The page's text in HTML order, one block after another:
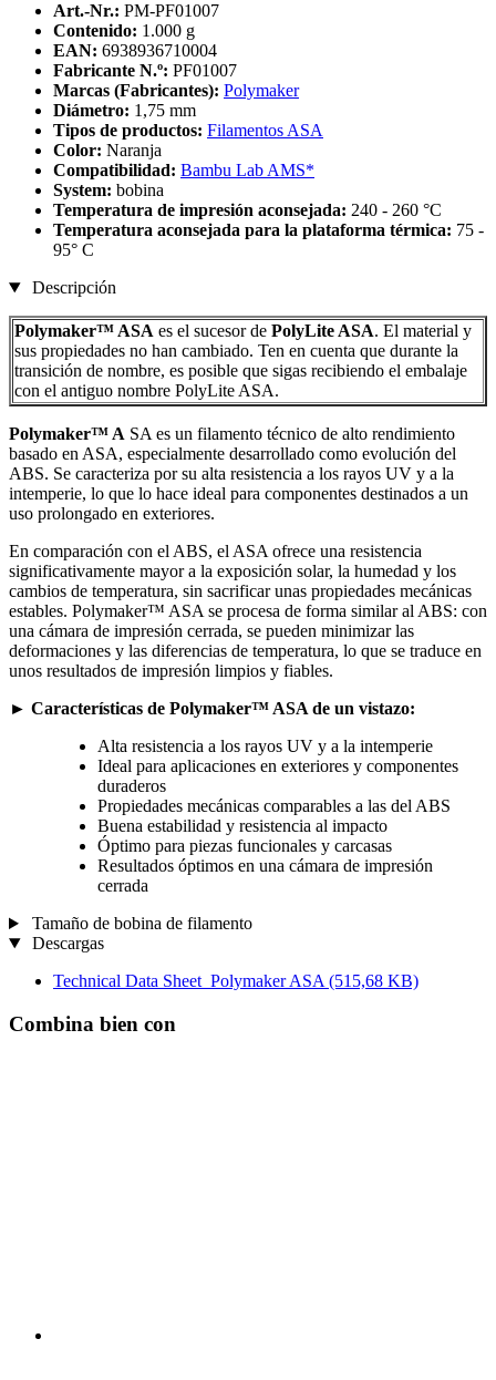
Art.-Nr.: PM-PF01007
Contenido: 1.000 g
EAN: 6938936710004
Fabricante N.º: PF01007
Marcas (Fabricantes): Polymaker
Diámetro: 1,75 mm
Tipos de productos: Filamentos ASA
Color: Naranja
Compatibilidad: Bambu Lab AMS*
System: bobina
Temperatura de impresión aconsejada: 240 - 260 °C
Temperatura aconsejada para la plataforma térmica: 75 -
95° C
Descripción
Polymaker™ ASA es el sucesor de PolyLite ASA. El material y
sus propiedades no han cambiado. Ten en cuenta que durante la
transición de nombre, es posible que sigas recibiendo el embalaje
con el antiguo nombre PolyLite ASA.
Polymaker™ A SA es un filamento técnico de alto rendimiento
basado en ASA, especialmente desarrollado como evolución del
ABS. Se caracteriza por su alta resistencia a los rayos UV y a la
intemperie, lo que lo hace ideal para componentes destinados a un
uso prolongado en exteriores.
En comparación con el ABS, el ASA ofrece una resistencia
significativamente mayor a la exposición solar, la humedad y los
cambios de temperatura, sin sacrificar unas propiedades mecánicas
estables. Polymaker™ ASA se procesa de forma similar al ABS: con
una cámara de impresión cerrada, se pueden minimizar las
deformaciones y las diferencias de temperatura, lo que se traduce en
unos resultados de impresión limpios y fiables.
► Características de Polymaker™ ASA de un vistazo:
Alta resistencia a los rayos UV y a la intemperie
Ideal para aplicaciones en exteriores y componentes
duraderos
Propiedades mecánicas comparables a las del ABS
Buena estabilidad y resistencia al impacto
Óptimo para piezas funcionales y carcasas
Resultados óptimos en una cámara de impresión
cerrada
Tamaño de bobina de filamento
Descargas
Technical Data Sheet_Polymaker ASA (515,68 KB)
Combina bien con